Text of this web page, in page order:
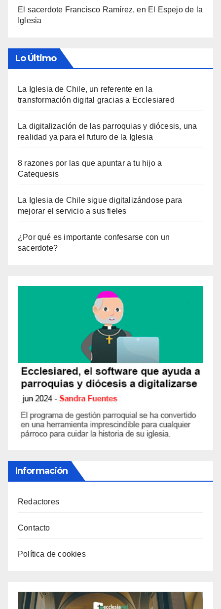
El sacerdote Francisco Ramírez, en El Espejo de la
Iglesia
Lo Último
La Iglesia de Chile, un referente en la
transformación digital gracias a Ecclesiared
La digitalización de las parroquias y diócesis, una
realidad ya para el futuro de la Iglesia
8 razones por las que apuntar a tu hijo a
Catequesis
La Iglesia de Chile sigue digitalizándose para
mejorar el servicio a sus fieles
¿Por qué es importante confesarse con un
sacerdote?
Información
Redactores
Contacto
Política de cookies